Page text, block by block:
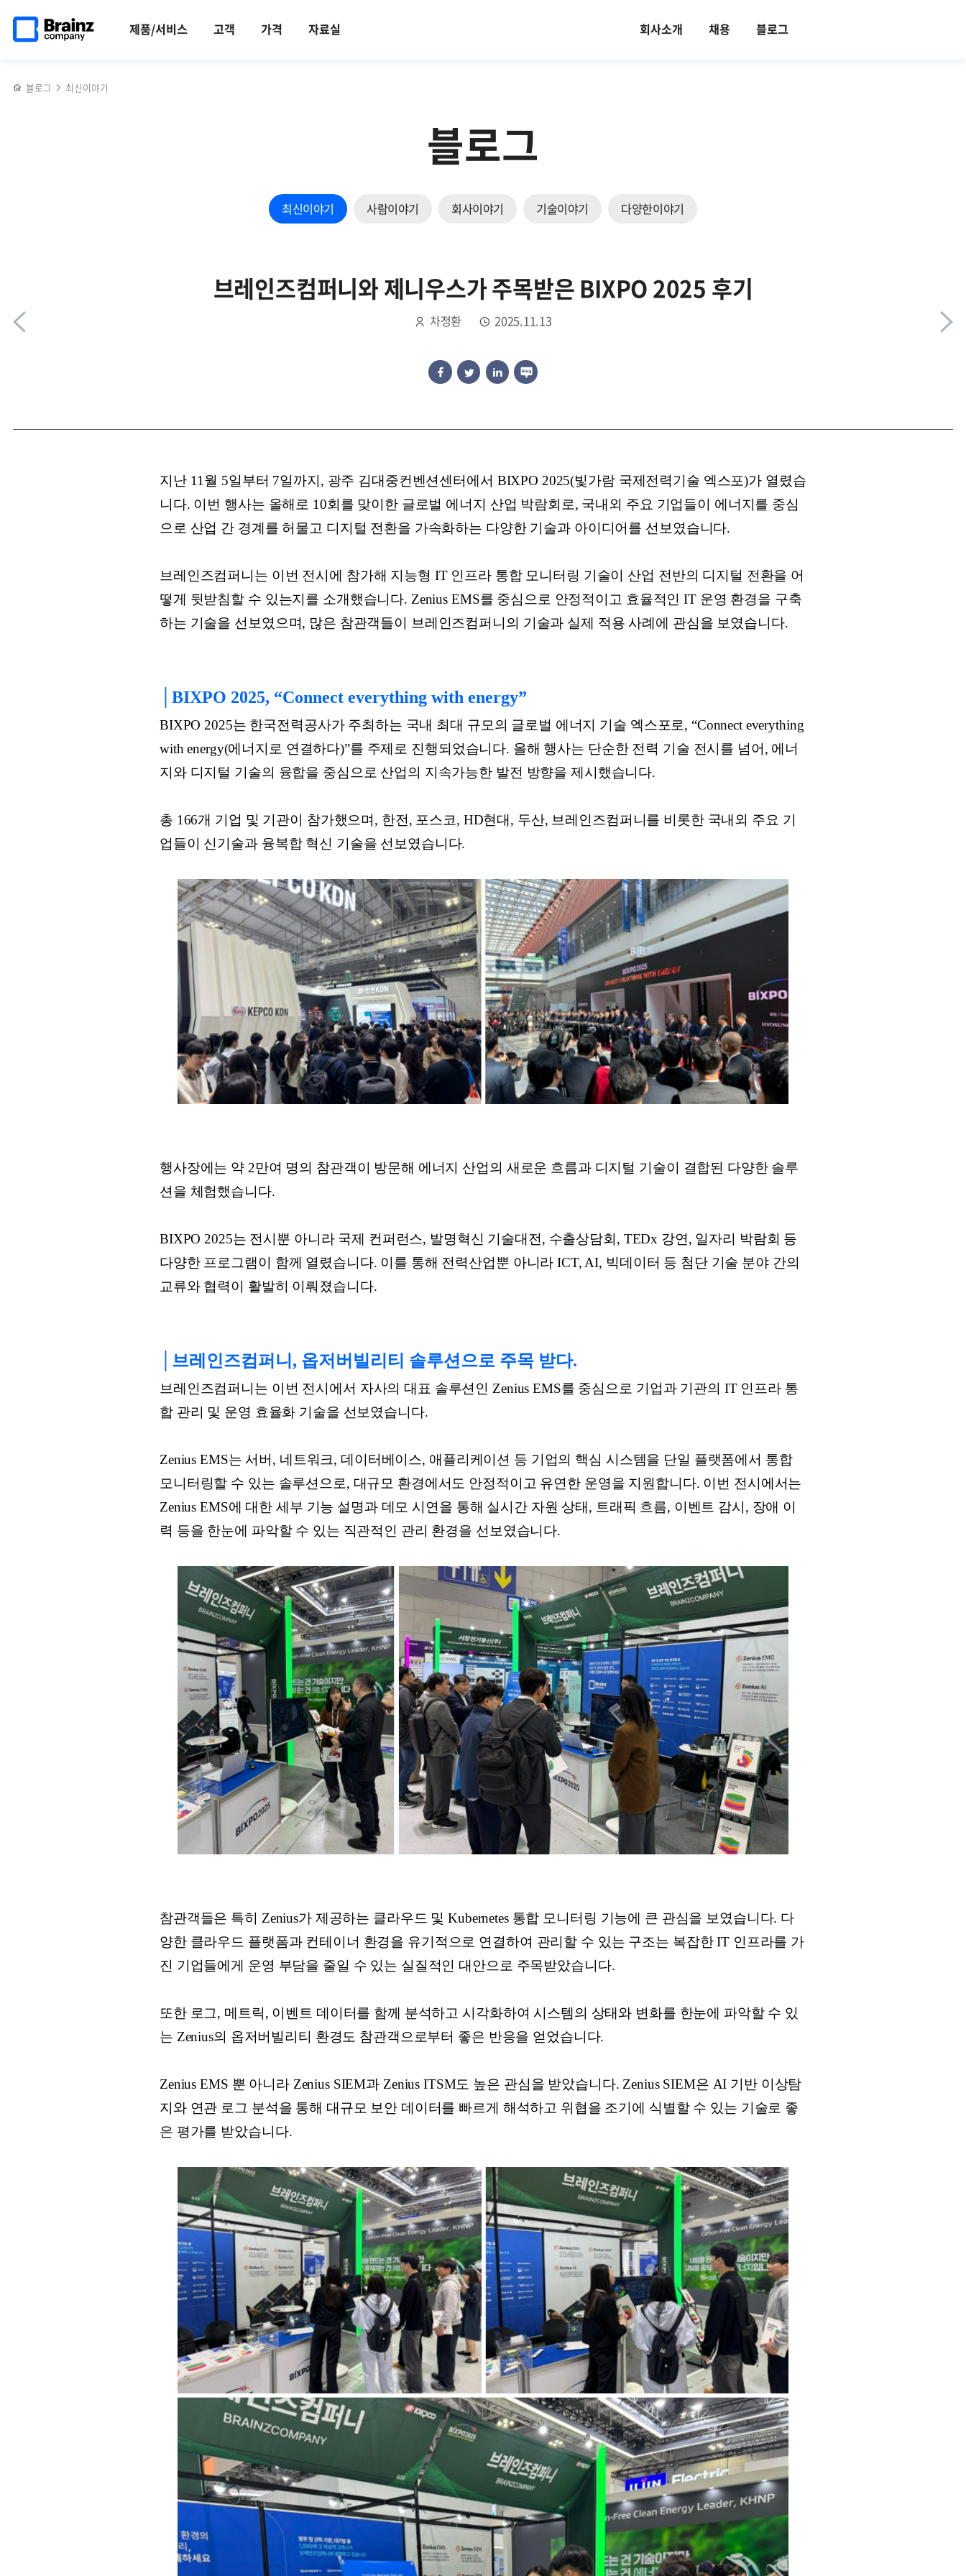
건너뛰기
제품/서비스 고객 가격 자료실 회사소개 채용 블로그
페이지로
블로그 최신이야기
블로그
최신이야기 사람이야기 회사이야기 기술이야기 다양한이야기
클라우드
모니터링에서
브레인즈컴퍼니와 제니우스가 주목받은 BIXPO 2025 후기
차정환 2025.11.13
공유하기
공유하기
공유하기
공유하기
지난 11월 5일부터 7일까지, 광주 김대중컨벤션센터에서 BIXPO 2025(빛가람 국제전력기술 엑스포)가 열렸습
니다. 이번 행사는 올해로 10회를 맞이한 글로벌 에너지 산업 박람회로, 국내외 주요 기업들이 에너지를 중심
으로 산업 간 경계를 허물고 디지털 전환을 가속화하는 다양한 기술과 아이디어를 선보였습니다.
브레인즈컴퍼니는 이번 전시에 참가해 지능형 IT 인프라 통합 모니터링 기술이 산업 전반의 디지털 전환을 어
떻게 뒷받침할 수 있는지를 소개했습니다. Zenius EMS를 중심으로 안정적이고 효율적인 IT 운영 환경을 구축
하는 기술을 선보였으며, 많은 참관객들이 브레인즈컴퍼니의 기술과 실제 적용 사례에 관심을 보였습니다.
│BIXPO 2025, “Connect everything with energy”
BIXPO 2025는 한국전력공사가 주최하는 국내 최대 규모의 글로벌 에너지 기술 엑스포로, “Connect everything
with energy(에너지로 연결하다)”를 주제로 진행되었습니다. 올해 행사는 단순한 전력 기술 전시를 넘어, 에너
지와 디지털 기술의 융합을 중심으로 산업의 지속가능한 발전 방향을 제시했습니다.
총 166개 기업 및 기관이 참가했으며, 한전, 포스코, HD현대, 두산, 브레인즈컴퍼니를 비롯한 국내외 주요 기
업들이 신기술과 융복합 혁신 기술을 선보였습니다.
행사장에는 약 2만여 명의 참관객이 방문해 에너지 산업의 새로운 흐름과 디지털 기술이 결합된 다양한 솔루
션을 체험했습니다.
BIXPO 2025는 전시뿐 아니라 국제 컨퍼런스, 발명혁신 기술대전, 수출상담회, TEDx 강연, 일자리 박람회 등
다양한 프로그램이 함께 열렸습니다. 이를 통해 전력산업뿐 아니라 ICT, AI, 빅데이터 등 첨단 기술 분야 간의
교류와 협력이 활발히 이뤄졌습니다.
│브레인즈컴퍼니, 옵저버빌리티 솔루션으로 주목 받다.
브레인즈컴퍼니는 이번 전시에서 자사의 대표 솔루션인 Zenius EMS를 중심으로 기업과 기관의 IT 인프라 통
합 관리 및 운영 효율화 기술을 선보였습니다.
Zenius EMS는 서버, 네트워크, 데이터베이스, 애플리케이션 등 기업의 핵심 시스템을 단일 플랫폼에서 통합
모니터링할 수 있는 솔루션으로, 대규모 환경에서도 안정적이고 유연한 운영을 지원합니다. 이번 전시에서는
Zenius EMS에 대한 세부 기능 설명과 데모 시연을 통해 실시간 자원 상태, 트래픽 흐름, 이벤트 감시, 장애 이
력 등을 한눈에 파악할 수 있는 직관적인 관리 환경을 선보였습니다.
참관객들은 특히 Zenius가 제공하는 클라우드 및 Kubernetes 통합 모니터링 기능에 큰 관심을 보였습니다. 다
양한 클라우드 플랫폼과 컨테이너 환경을 유기적으로 연결하여 관리할 수 있는 구조는 복잡한 IT 인프라를 가
진 기업들에게 운영 부담을 줄일 수 있는 실질적인 대안으로 주목받았습니다.
또한 로그, 메트릭, 이벤트 데이터를 함께 분석하고 시각화하여 시스템의 상태와 변화를 한눈에 파악할 수 있
는 Zenius의 옵저버빌리티 환경도 참관객으로부터 좋은 반응을 얻었습니다.
Zenius EMS 뿐 아니라 Zenius SIEM과 Zenius ITSM도 높은 관심을 받았습니다. Zenius SIEM은 AI 기반 이상탐
지와 연관 로그 분석을 통해 대규모 보안 데이터를 빠르게 해석하고 위협을 조기에 식별할 수 있는 기술로 좋
은 평가를 받았습니다.